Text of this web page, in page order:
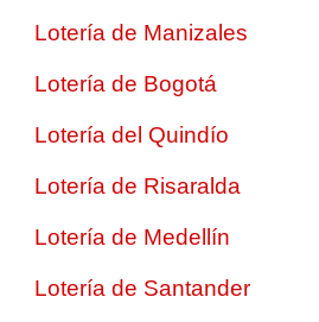
Lotería de Manizales
Lotería de Bogotá
Lotería del Quindío
Lotería de Risaralda
Lotería de Medellín
Lotería de Santander